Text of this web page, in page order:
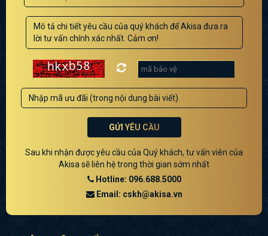
GỬI YÊU CẦU
Sau khi nhận được yêu cầu của Quý khách, tư vấn viên của
Akisa sẽ liên hệ trong thời gian sớm nhất
Hotline: 096.688.5000
Email: cskh@akisa.vn